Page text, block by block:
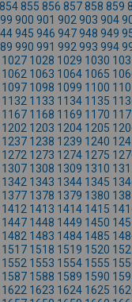
854855 856 857858 859
900 901 902 903 904
945 946 947948 949
990 991 992 993 994
1027 1028 1029 1030
1062 1063 1064 1065
1097 1098 1099 1100
1132 1133 1134 1135
1167 1168 1169 1170
1202 1203 1204 1205
1237 1238 1239 1240
1272 1273 1274 1275
1307 1308 1309 1310
1342 1343 1344 1345
1377 1378 1379 1380
1412 1413 1414 1415
1447 1448 1449 1450
1482 1483 1484 1485
1517 1518 1519 1520
1552 1553 1554 1555
1587 1588 1589 1590
1622 1623 1624 1625